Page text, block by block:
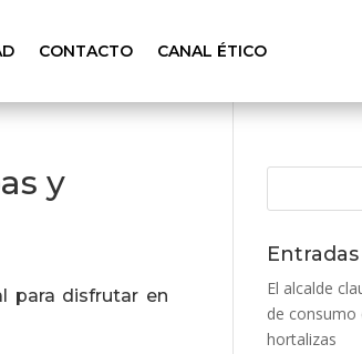
CONTACTO CANAL ÉTICO
y
para disfrutar en
El alcalde
de consumo
hortalizas